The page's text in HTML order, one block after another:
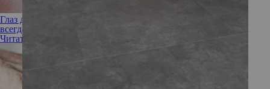
Глаз да глаз: чего не станет делать офтальмолог, чтобы быть
всегда спокойным за свое зрение
Читать полностью